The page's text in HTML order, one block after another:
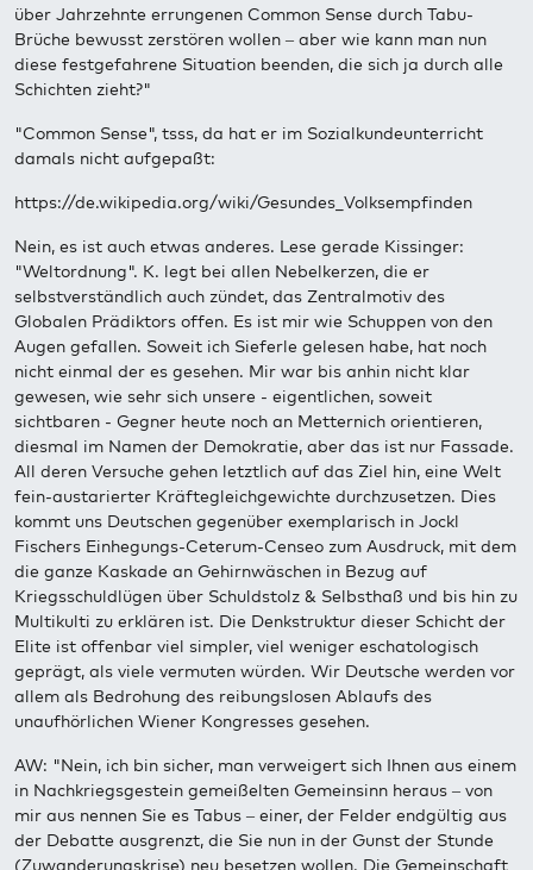
über Jahrzehnte errungenen Common Sense durch Tabu-
Brüche bewusst zerstören wollen – aber wie kann man nun
diese festgefahrene Situation beenden, die sich ja durch alle
Schichten zieht?"
"Common Sense", tsss, da hat er im Sozialkundeunterricht
damals nicht aufgepaßt:
https://de.wikipedia.org/wiki/Gesundes_Volksempfinden
Nein, es ist auch etwas anderes. Lese gerade Kissinger:
"Weltordnung". K. legt bei allen Nebelkerzen, die er
selbstverständlich auch zündet, das Zentralmotiv des
Globalen Prädiktors offen. Es ist mir wie Schuppen von den
Augen gefallen. Soweit ich Sieferle gelesen habe, hat noch
nicht einmal der es gesehen. Mir war bis anhin nicht klar
gewesen, wie sehr sich unsere - eigentlichen, soweit
sichtbaren - Gegner heute noch an Metternich orientieren,
diesmal im Namen der Demokratie, aber das ist nur Fassade.
All deren Versuche gehen letztlich auf das Ziel hin, eine Welt
fein-austarierter Kräftegleichgewichte durchzusetzen. Dies
kommt uns Deutschen gegenüber exemplarisch in Jockl
Fischers Einhegungs-Ceterum-Censeo zum Ausdruck, mit dem
die ganze Kaskade an Gehirnwäschen in Bezug auf
Kriegsschuldlügen über Schuldstolz & Selbsthaß und bis hin zu
Multikulti zu erklären ist. Die Denkstruktur dieser Schicht der
Elite ist offenbar viel simpler, viel weniger eschatologisch
geprägt, als viele vermuten würden. Wir Deutsche werden vor
allem als Bedrohung des reibungslosen Ablaufs des
unaufhörlichen Wiener Kongresses gesehen.
AW: "Nein, ich bin sicher, man verweigert sich Ihnen aus einem
in Nachkriegsgestein gemeißelten Gemeinsinn heraus – von
mir aus nennen Sie es Tabus – einer, der Felder endgültig aus
der Debatte ausgrenzt, die Sie nun in der Gunst der Stunde
(Zuwanderungskrise) neu besetzen wollen. Die Gemeinschaft